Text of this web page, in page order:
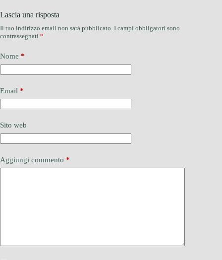
Lascia una risposta
Il tuo indirizzo email non sarà pubblicato. I campi obbligatori sono
contrassegnati *
Nome *
Email *
Sito web
Aggiungi commento *